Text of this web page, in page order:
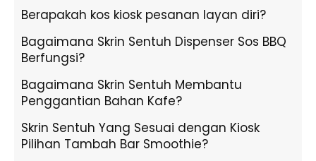
Berapakah kos kiosk pesanan layan diri?
Bagaimana Skrin Sentuh Dispenser Sos BBQ
Berfungsi?
Bagaimana Skrin Sentuh Membantu
Penggantian Bahan Kafe?
Skrin Sentuh Yang Sesuai dengan Kiosk
Pilihan Tambah Bar Smoothie?